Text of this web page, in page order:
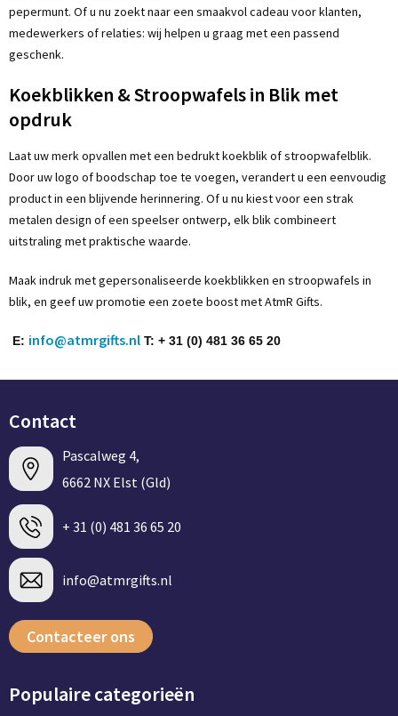
pepermunt. Of u nu zoekt naar een smaakvol cadeau voor klanten,
medewerkers of relaties: wij helpen u graag met een passend
geschenk.
Koekblikken & Stroopwafels in Blik met
opdruk
Laat uw merk opvallen met een bedrukt koekblik of stroopwafelblik.
Door uw logo of boodschap toe te voegen, verandert u een eenvoudig
product in een blijvende herinnering. Of u nu kiest voor een strak
metalen design of een speelser ontwerp, elk blik combineert
uitstraling met praktische waarde.
Maak indruk met gepersonaliseerde koekblikken en stroopwafels in
blik, en geef uw promotie een zoete boost met AtmR Gifts.
E: info@atmrgifts.nlT: + 31 (0) 481 36 65 20
Contact
Pascalweg 4,
6662 NX Elst (Gld)
+ 31 (0) 481 36 65 20
info@atmrgifts.nl
Contacteer ons
Populaire categorieën